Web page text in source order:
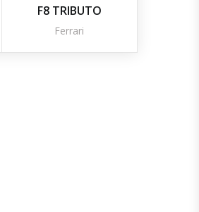
F8 TRIBUTO
Ferrari